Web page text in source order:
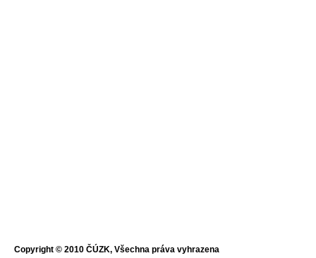
Copyright © 2010 ČÚZK, Všechna práva vyhrazena